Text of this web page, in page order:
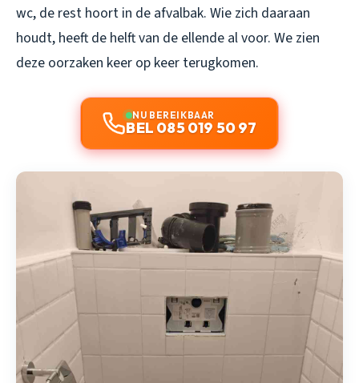
wc, de rest hoort in de afvalbak. Wie zich daaraan
houdt, heeft de helft van de ellende al voor. We zien
deze oorzaken keer op keer terugkomen.
NU BEREIKBAAR
BEL 085 019 50 97